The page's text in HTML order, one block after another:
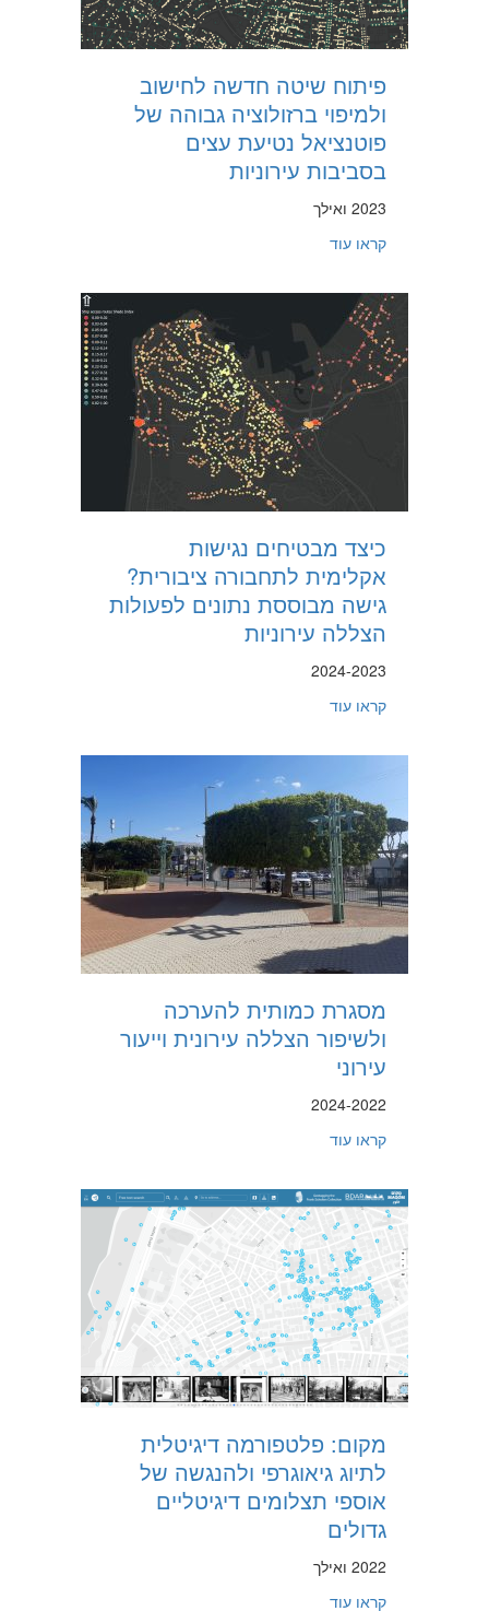
פיתוח שיטה חדשה לחישוב
ולמיפוי ברזולוציה גבוהה של
פוטנציאל נטיעת עצים
בסביבות עירוניות
2023 ואילך
קראו עודabout פיתוח שיטה חדשה לחישוב ולמיפוי ברזולוציה גבוהה של פוטנציאל נטיעת עצים בסביבות עירוניות
כיצד מבטיחים נגישות
אקלימית לתחבורה ציבורית?
גישה מבוססת נתונים לפעולות
הצללה עירוניות
2024-2023
קראו עודabout כיצד מבטיחים נגישות אקלימית לתחבורה ציבורית? גישה מבוססת נתונים לפעולות הצללה עירוניות
מסגרת כמותית להערכה
ולשיפור הצללה עירונית וייעור
עירוני
2024-2022
קראו עודabout מסגרת כמותית להערכה ולשיפור הצללה עירונית וייעור עירוני
מקום: פלטפורמה דיגיטלית
לתיוג גיאוגרפי ולהנגשה של
אוספי תצלומים דיגיטליים
גדולים
2022 ואילך
קראו עודabout מקום: פלטפורמה דיגיטלית לתיוג גיאוגרפי ולהנגשה של אוספי תצלומים דיגיטליים גדולים